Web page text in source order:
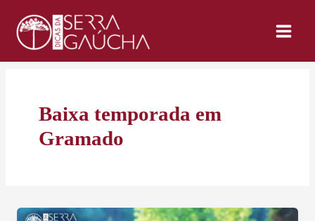
para
conteúdo
Baixa temporada em
Gramado